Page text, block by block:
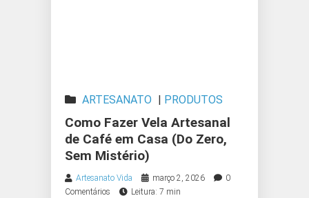
ARTESANATO | PRODUTOS
ARTESANAIS
Como Fazer Vela Artesanal
de Café em Casa (Do Zero,
Sem Mistério)
Artesanato Vida março 2, 2026
0
Comentários
Leitura: 7 min